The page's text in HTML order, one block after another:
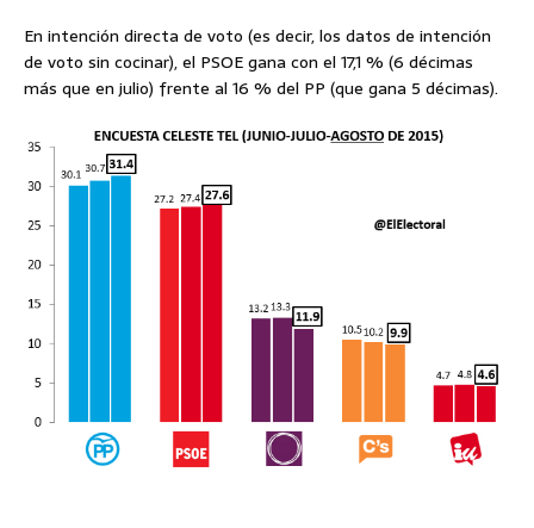
En intención directa de voto (es decir, los datos de intención
de voto sin cocinar), el PSOE gana con el 17,1 % (6 décimas
más que en julio) frente al 16 % del PP (que gana 5 décimas).